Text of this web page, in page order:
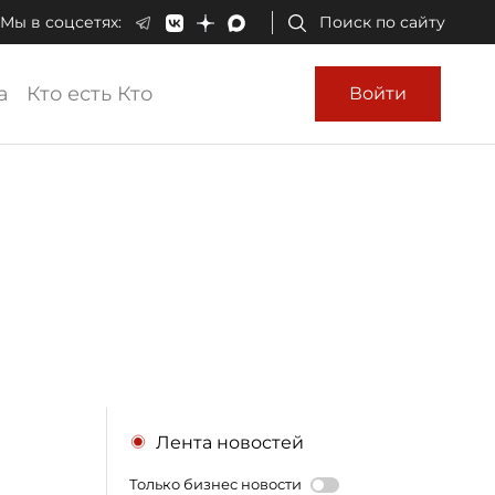
Мы в соцсетях: Поиск по сайту
Кто есть Кто Войти
Лента новостей
Только бизнес новости